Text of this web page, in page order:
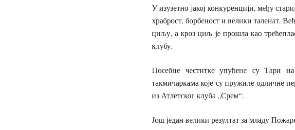
У изузетно јакој конкуренцији, међу
храброст, борбеност и велики таленат.
циљу, а кроз циљ је прошла као
клубу.
Посебне честитке упућене су Тари
такмичаркама које су пружиле одличне
из Атлетског клуба „Срем“.
Још један велики резултат за младу